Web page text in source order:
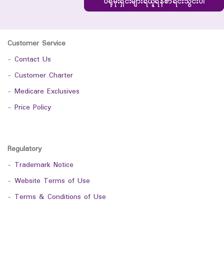
Customer Service
- Contact Us
- Customer Charter
- Medicare Exclusives
- Price Policy
Regulatory
- Trademark Notice
- Website Terms of Use
- Terms & Conditions of Use